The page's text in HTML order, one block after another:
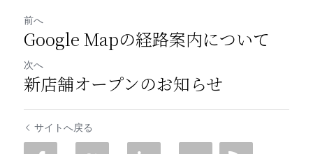
前へ
Google Mapの経路案内について
次へ
新店舗オープンのお知らせ
サイトへ戻る